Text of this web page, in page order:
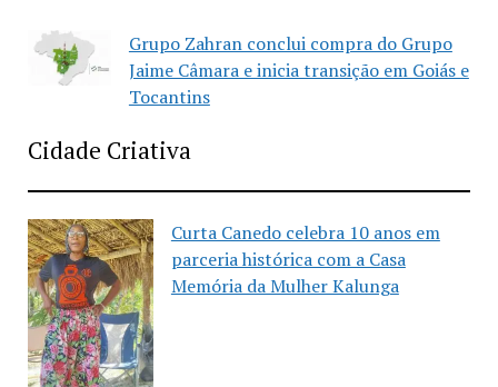
Grupo Zahran conclui compra do Grupo
Jaime Câmara e inicia transição em Goiás e
Tocantins
Cidade Criativa
Curta Canedo celebra 10 anos em
parceria histórica com a Casa
Memória da Mulher Kalunga